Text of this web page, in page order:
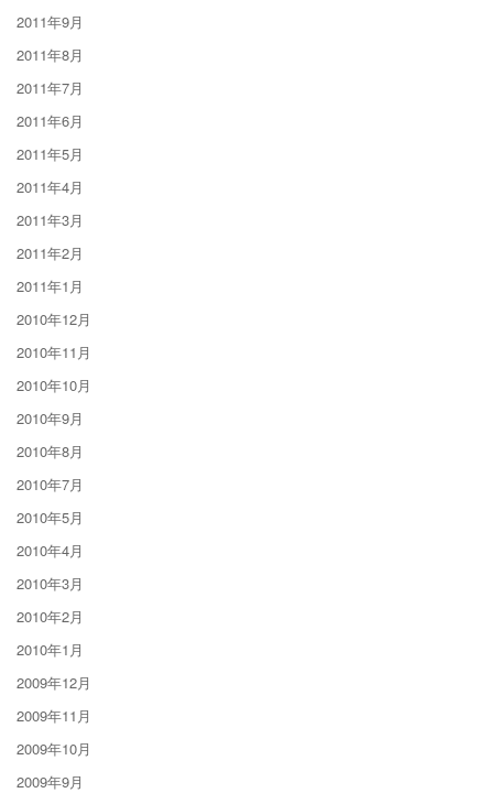
2011年9月
2011年8月
2011年7月
2011年6月
2011年5月
2011年4月
2011年3月
2011年2月
2011年1月
2010年12月
2010年11月
2010年10月
2010年9月
2010年8月
2010年7月
2010年5月
2010年4月
2010年3月
2010年2月
2010年1月
2009年12月
2009年11月
2009年10月
2009年9月